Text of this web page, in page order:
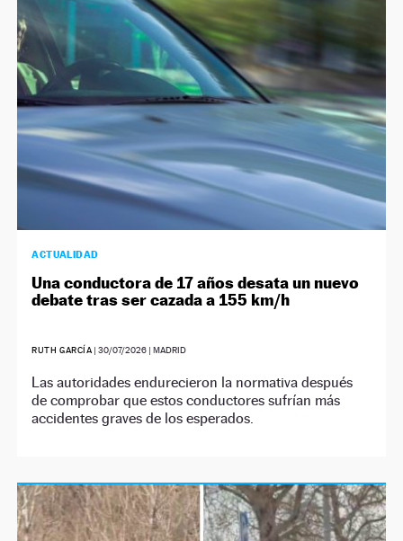
NEWSLETTER
SÍGUENOS
ACTUALIDAD
Una conductora de 17 años desata un nuevo
debate tras ser cazada a 155 km/h
RUTH GARCÍA |30/07/2026 | MADRID
Las autoridades endurecieron la normativa después
de comprobar que estos conductores sufrían más
accidentes graves de los esperados.